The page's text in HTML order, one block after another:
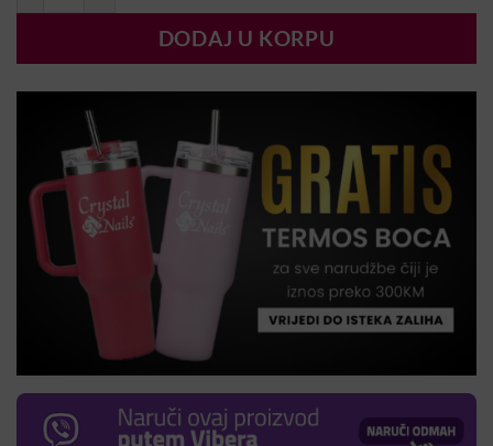
DODAJ U KORPU